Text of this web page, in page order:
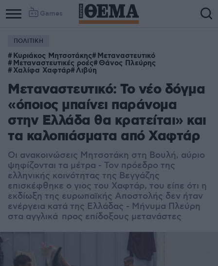
Games
ΠΟΛΙΤΙΚΗ
Κυριάκος Μητσοτάκης Μεταναστευτικό
Μεταναστευτικές ροές Θάνος Πλεύρης
Χαλίφα Χαφτάρ Λιβύη
Μεταναστευτικό: Το νέο δόγμα
«όποιος μπαίνει παράνομα
στην Ελλάδα θα κρατείται» και
τα καλοπιάσματα από Χαφτάρ
Οι ανακοινώσεις Μητσοτάκη στη Βουλή, αύριο
ψηφίζονται τα μέτρα - Τον πρόεδρο της
ελληνικής κοινότητας της Βεγγάζης
επισκέφθηκε ο γιος του Χαφτάρ, του είπε ότι η
εκδίωξη της ευρωπαϊκής Αποστολής δεν ήταν
ενέργεια κατά της Ελλάδας - Μήνυμα Πλεύρη
στα αγγλικά προς επίδοξους μετανάστες